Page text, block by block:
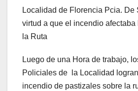
Localidad de Florencia Pcia. De
virtud a que el incendio
la Ruta
Luego de una Hora de trabajo,
Policiales de la Localidad
incendio de pastizales sobre la